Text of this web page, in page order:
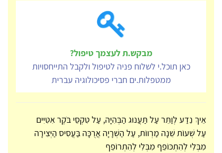
מבקש.ת לעצמך טיפול?
כאן תוכל.י לשלוח פניה לטיפול ולקבל התייחסויות
ממטפלות.ים חברי פסיכולוגיה עברית
אֵיךְ נֵדַע לְוַתֵּר עַל תַּעֲנוּג הַבְּהִיָּה, עַל טִקְסֵי בֹּקֶר אִטִּיִּים
עַל שְׁעוֹת שֵׁנָה מַרְווֹת, עַל הַשְׁרָיָה אֲרֻכָּה בַּעֲסִיס הַיְּצִירָה
מִבְּלִי לְהִתְכּוֹפֵף מִבְּלִי לְהִתְרוֹפֵף